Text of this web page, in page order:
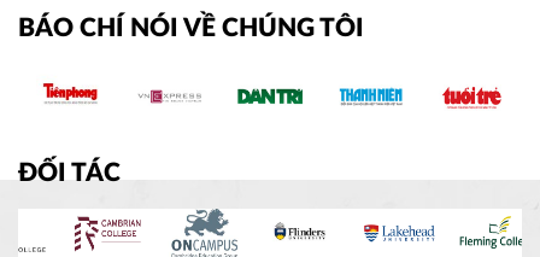
BÁO CHÍ NÓI VỀ CHÚNG TÔI
ĐỐI TÁC